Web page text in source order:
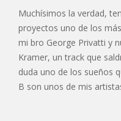
Muchísimos la verdad,
proyectos uno de los
mi bro George Privatti y
Kramer, un track que
duda uno de los sueños
B son unos de mis